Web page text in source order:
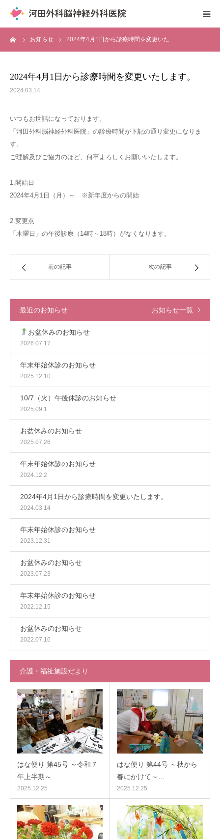
お知らせ 2024年4月1日から診療時間を変更いた…
2024年4月1日から診療時間を変更いたします。
2024.03.14
いつもお世話になっております。
「河田外科脳神経外科医院」の診療時間が下記の通り変更になりま
す。
ご理解及びご協力のほど、何卒よろしくお願いいたします。
1.開始日
2024年4月1日（月）～ ※新年度からの開始
2.変更点
「木曜日」の午後診療（14時～18時）がなくなります。
前の記事 次の記事
最近のお知らせ お知らせ一覧
お盆休みのお知らせ
2026.07.17
年末年始休診のお知らせ
2025.12.10
10/7（火）午後休診のお知らせ
2025.09.1
お盆休みのお知らせ
2025.07.26
年末年始休診のお知らせ
2024.12.2
2024年4月1日から診療時間を変更いたします。
2024.03.14
年末年始休診のお知らせ
2023.12.31
お盆休みのお知らせ
2023.07.23
年末年始休診のお知らせ
2022.12.15
お盆休みのお知らせ
2022.07.16
介護・福祉施設だより
はな便り 第45号 ～令和７
年上半期～
2025.12.25
はな便り 第44号 ～秋から
春にかけて～…
2025.12.25
診療案内
採用情報
アクセス